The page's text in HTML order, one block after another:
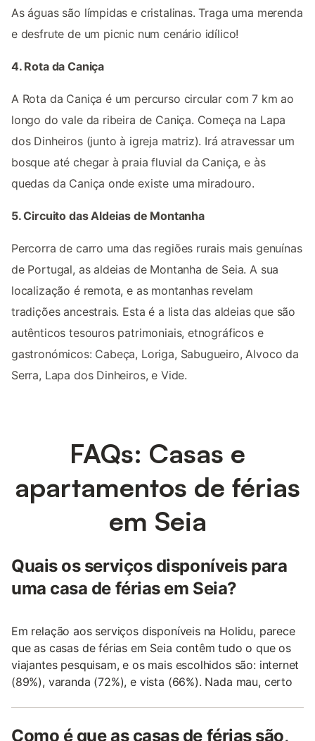
As águas são límpidas e cristalinas. Traga uma merenda
e desfrute de um picnic num cenário idílico!
4. Rota da Caniça
A Rota da Caniça é um percurso circular com 7 km ao
longo do vale da ribeira de Caniça. Começa na Lapa
dos Dinheiros (junto à igreja matriz). Irá atravessar um
bosque até chegar à praia fluvial da Caniça, e às
quedas da Caniça onde existe uma miradouro.
5. Circuito das Aldeias de Montanha
Percorra de carro uma das regiões rurais mais genuínas
de Portugal, as aldeias de Montanha de Seia. A sua
localização é remota, e as montanhas revelam
tradições ancestrais. Esta é a lista das aldeias que são
autênticos tesouros patrimoniais, etnográficos e
gastronómicos: Cabeça, Loriga, Sabugueiro, Alvoco da
Serra, Lapa dos Dinheiros, e Vide.
FAQs: Casas e
apartamentos de férias
em Seia
Quais os serviços disponíveis para
uma casa de férias em Seia?
Em relação aos serviços disponíveis na Holidu, parece
que as casas de férias em Seia contêm tudo o que os
viajantes pesquisam, e os mais escolhidos são: internet
(89%), varanda (72%), e vista (66%). Nada mau, certo
Como é que as casas de férias são,